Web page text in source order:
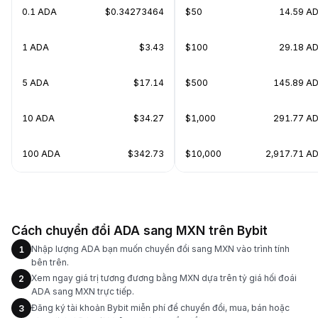
0.1 ADA $0.34273464
1 ADA $3.43
5 ADA $17.14
10 ADA $34.27
100 ADA $342.73
$50 14.59
$100 29.18
$500 145.89
$1,000 291.77
$10,000 2,917.71
Cách chuyển đổi ADA sang MXN trên Bybit
1
Nhập lượng ADA bạn muốn chuyển đổi sang MXN vào trình tính
bên trên.
2
Xem ngay giá trị tương đương bằng MXN dựa trên tỷ giá hối đoái
ADA sang MXN trực tiếp.
3
Đăng ký tài khoản Bybit miễn phí để chuyển đổi, mua, bán hoặc